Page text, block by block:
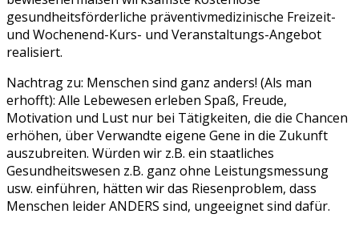
gesundheitsförderliche präventivmedizinische Freizeit-
und Wochenend-Kurs- und Veranstaltungs-Angebot
realisiert.
Nachtrag zu: Menschen sind ganz anders! (Als man
erhofft): Alle Lebewesen erleben Spaß, Freude,
Motivation und Lust nur bei Tätigkeiten, die die Chancen
erhöhen, über Verwandte eigene Gene in die Zukunft
auszubreiten. Würden wir z.B. ein staatliches
Gesundheitswesen z.B. ganz ohne Leistungsmessung
usw. einführen, hätten wir das Riesenproblem, dass
Menschen leider ANDERS sind, ungeeignet sind dafür.